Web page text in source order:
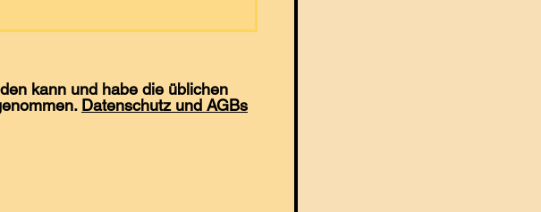
kann und habe die üblichen
Datenschutz und AGBs